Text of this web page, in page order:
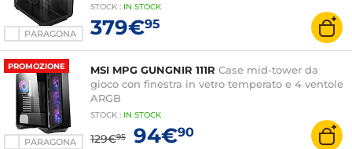
PARAGONA
STOCK : IN STOCK
379€95
PROMOZIONE
PARAGONA
MSI MPG GUNGNIR 111R Case mid-tower da
gioco con finestra in vetro temperato e 4 ventole
ARGB
STOCK : IN STOCK
129€95 94€90